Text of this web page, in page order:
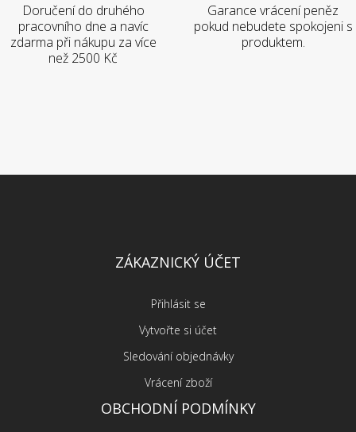
Doručení do druhého
pracovního dne a navíc
zdarma při nákupu za více
než 2500 Kč
Garance vrácení peněz
pokud nebudete spokojeni s
produktem.
ZÁKAZNICKÝ ÚČET
Přihlásit se
Vytvořte si účet
Sledování objednávky
Vrácení zboží
OBCHODNÍ PODMÍNKY